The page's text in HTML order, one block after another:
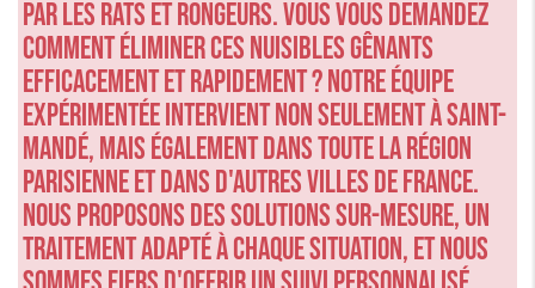
par les rats et rongeurs. Vous vous demandez
comment éliminer ces nuisibles gênants
efficacement et rapidement ? Notre équipe
expérimentée intervient non seulement à Saint-
Mandé, mais également dans toute la région
parisienne et dans d'autres villes de France.
Nous proposons des solutions sur-mesure, un
traitement adapté à chaque situation, et nous